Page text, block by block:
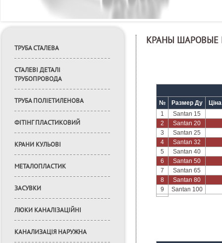
ТРУБА СТАЛЕВА
СТАЛЕВІ ДЕТАЛІ
ТРУБОПРОВОДА
ТРУБА ПОЛІЕТИЛЕНОВА
ФІТІНГ ПЛАСТИКОВИЙ
КРАНИ КУЛЬОВІ
МЕТАЛОПЛАСТИК
ЗАСУВКИ
ЛЮКИ КАНАЛІЗАЦІЙНІ
КАНАЛИЗАЦІЯ НАРУЖНА
КРАНЫ ШАРОВЫЕ
№ Размер Ду
1
Santan 15
2
Santan 20
3
Santan 25
4
Santan 32
5
Santan 40
6
Santan 50
7
Santan 65
8
Santan 80
9
Santan 100